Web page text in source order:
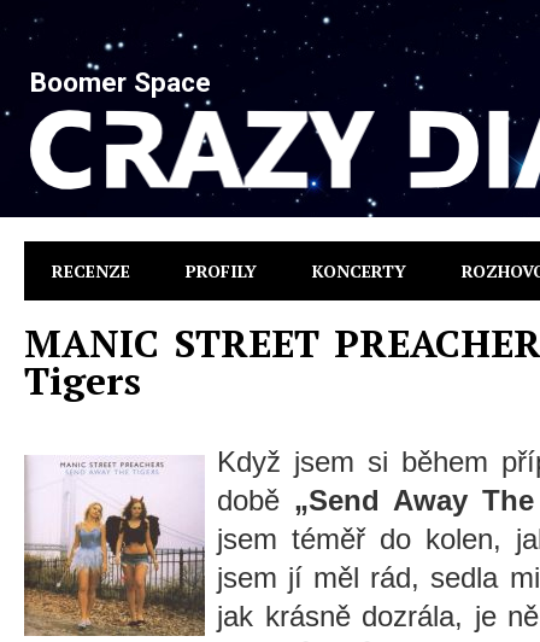
Boomer Space
RECENZE PROFILY KONCERTY
MANIC STREET
Tigers
Když jsem si během
době „Send Away
jsem téměř do kolen,
jsem jí měl rád, sedla
jak krásně dozrála, je